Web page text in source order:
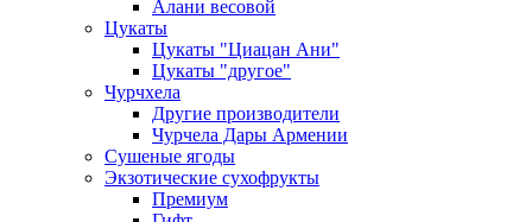
Алани весовой
Цукаты
Цукаты "Циацан Ани"
Цукаты "другое"
Чурчхела
Другие производители
Чурчела Дары Армении
Сушеные ягоды
Экзотические сухофрукты
Премиум